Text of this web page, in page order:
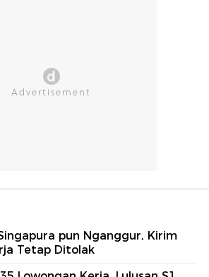
pun Nganggur, Kirim
Tetap Ditolak